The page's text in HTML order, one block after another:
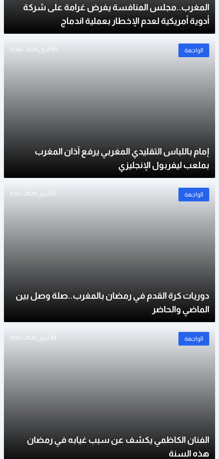
المغرب..مجلس المنافسة يفرض غرامة على شركة
أدوية أمريكية لعدم الإخطار بعملية اندماج
الواجهة 09 أبريل 2024 - 12:48
إمام باللباس التقليدي المغربي يرفع آذان المغرب
بملعب ليفربول الإنجليزي
الواجهة 05 أبريل 2024 - 11:02
دوريات كرة القدم في رمضان بالمغرب..صلة وصل بين
الماضي والحاضر
الواجهة 04 أبريل 2024 - 14:10
الفنان الكاظمي يكشف عن سبب غيابه في رمضان
هذه السنة